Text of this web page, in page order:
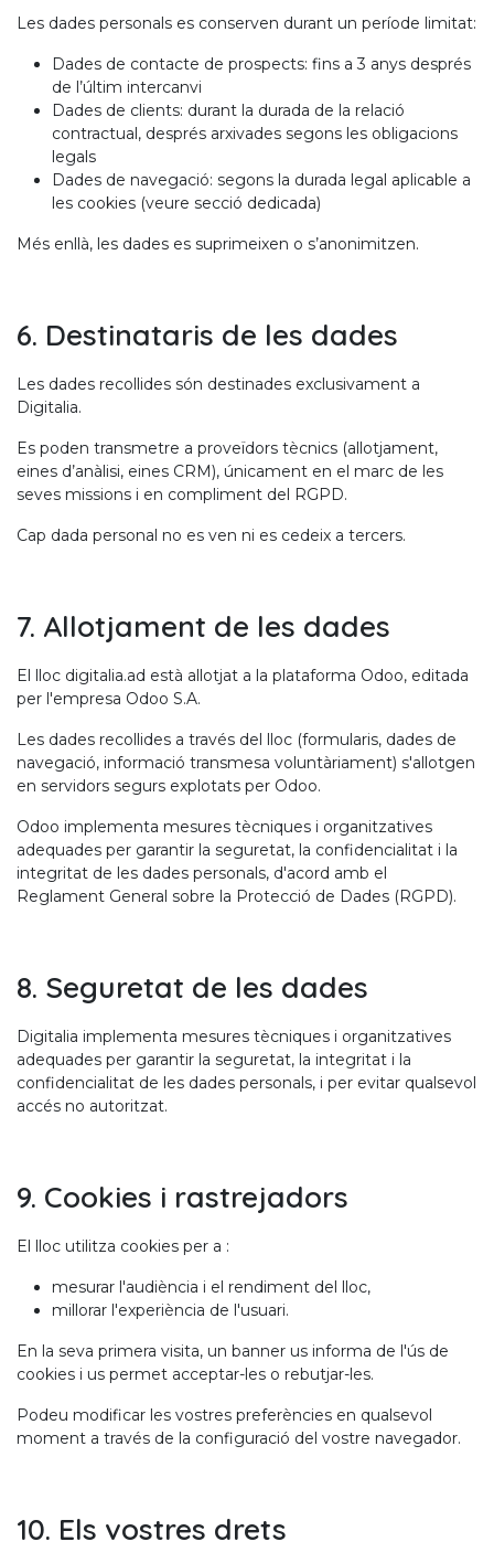
Les dades personals es conserven durant un període limitat:
Dades de contacte de prospects: fins a 3 anys després
de l’últim intercanvi
Dades de clients: durant la durada de la relació
contractual, després arxivades segons les obligacions
legals
Dades de navegació: segons la durada legal aplicable a
les cookies (veure secció dedicada)
Més enllà, les dades es suprimeixen o s’anonimitzen.
6. Destinataris de les dades
Les dades recollides són destinades exclusivament a
Digitalia.
Es poden transmetre a proveïdors tècnics (allotjament,
eines d’anàlisi, eines CRM), únicament en el marc de les
seves missions i en compliment del RGPD.
Cap dada personal no es ven ni es cedeix a tercers.
7. Allotjament de les dades
El lloc digitalia.ad està allotjat a la plataforma Odoo, editada
per l'empresa Odoo S.A.
Les dades recollides a través del lloc (formularis, dades de
navegació, informació transmesa voluntàriament) s'allotgen
en servidors segurs explotats per Odoo.
Odoo implementa mesures tècniques i organitzatives
adequades per garantir la seguretat, la confidencialitat i la
integritat de les dades personals, d'acord amb el
Reglament General sobre la Protecció de Dades (RGPD).
8. Seguretat de les dades
Digitalia implementa mesures tècniques i organitzatives
adequades per garantir la seguretat, la integritat i la
confidencialitat de les dades personals, i per evitar qualsevol
accés no autoritzat.
9. Cookies i rastrejadors
El lloc utilitza cookies per a :
mesurar l'audiència i el rendiment del lloc,
millorar l'experiència de l'usuari.
En la seva primera visita, un banner us informa de l'ús de
cookies i us permet acceptar-les o rebutjar-les.
Podeu modificar les vostres preferències en qualsevol
moment a través de la configuració del vostre navegador.
10. Els vostres drets